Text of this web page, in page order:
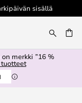
sisällä
merkki ”16 %
tuotteet